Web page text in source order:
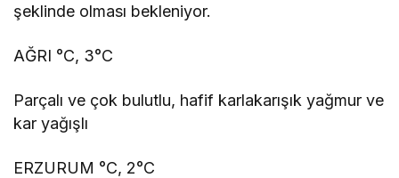
şeklinde olması bekleniyor.
AĞRI °C, 3°C
Parçalı ve çok bulutlu, hafif karlakarışık yağmur ve
kar yağışlı
ERZURUM °C, 2°C